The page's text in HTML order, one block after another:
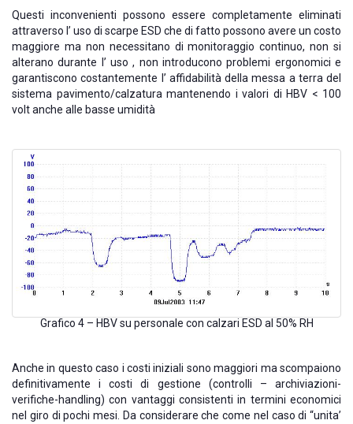
Questi inconvenienti possono essere completamente eliminati
attraverso l’ uso di scarpe ESD che di fatto possono avere un costo
maggiore ma non necessitano di monitoraggio continuo, non si
alterano durante l’ uso , non introducono problemi ergonomici e
garantiscono costantemente l’ affidabilità della messa a terra del
sistema pavimento/calzatura mantenendo i valori di HBV < 100
volt anche alle basse umidità
Grafico 4 – HBV su personale con calzari ESD al 50% RH
Anche in questo caso i costi iniziali sono maggiori ma scompaiono
definitivamente i costi di gestione (controlli – archiviazioni-
verifiche-handling) con vantaggi consistenti in termini economici
nel giro di pochi mesi. Da considerare che come nel caso di “unita’